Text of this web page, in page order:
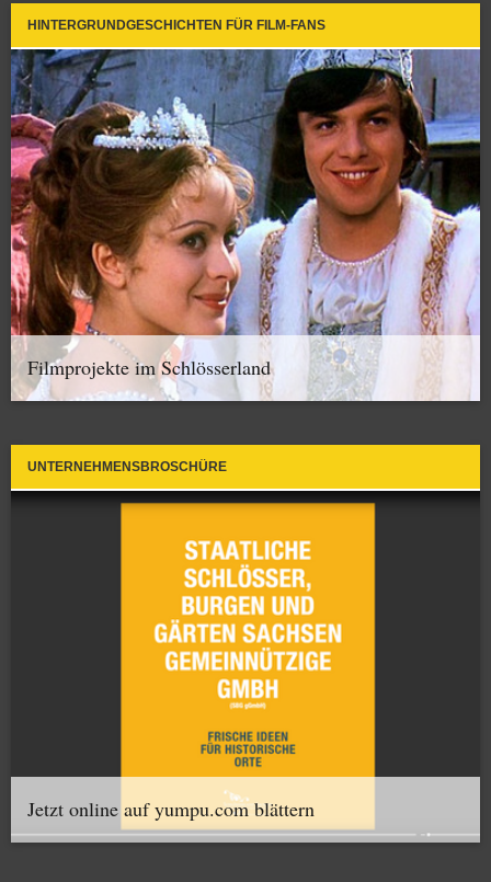
HINTERGRUNDGESCHICHTEN FÜR FILM-FANS
Filmprojekte im Schlösserland
UNTERNEHMENSBROSCHÜRE
Jetzt online auf yumpu.com blättern